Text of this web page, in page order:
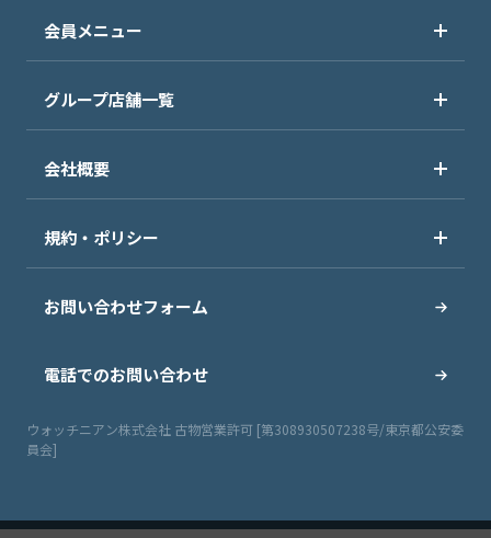
会員メニュー
グループ店舗一覧
会社概要
規約・ポリシー
お問い合わせフォーム
電話でのお問い合わせ
ウォッチニアン株式会社 古物営業許可 [第308930507238号/東京都公安委
員会]